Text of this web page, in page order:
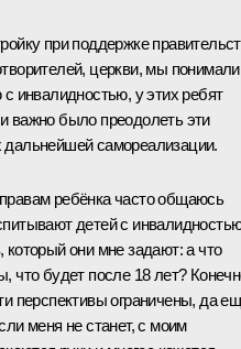
при поддержке
церкви, мы
инвалидностью, у этих ребят
важно было преодолеть эти
самореализации.
ребёнка часто общаюсь
детей с
они мне задают: а что
что будет после 18 лет?
перспективы ограничены, да
меня не станет, с моим